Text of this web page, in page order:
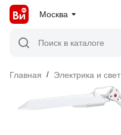
Москва
Поиск в каталоге
Главная / Электрика и свет